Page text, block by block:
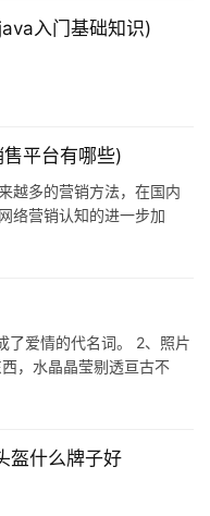
入门基础知识)
平台有哪些)
越多的营销方法，在国内
络营销认知的进一步加
了爱情的代名词。 2、照片
，水晶晶莹剔透亘古不
盔什么牌子好